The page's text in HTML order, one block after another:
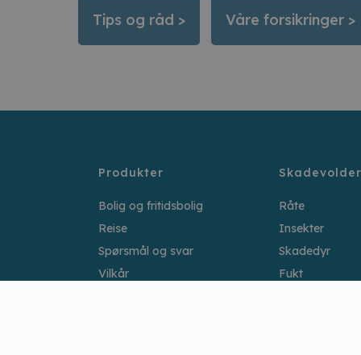
Tips og råd > Våre forsikringer >
Produkter
Bolig og fritidsbolig
Reise
Spørsmål og svar
Vilkår
Råte
Insekter
Skadedyr
Fukt